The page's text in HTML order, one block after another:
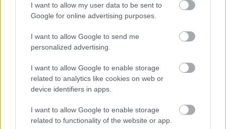
I want to allow my user data to be sent to
Google for online advertising purposes.
I want to allow Google to send me
personalized advertising.
I want to allow Google to enable storage
related to analytics like cookies on web or
device identifiers in apps.
I want to allow Google to enable storage
related to functionality of the website or app.
pletykák szerint egy technikai probléma miatt történt, és
„Ezért volt egy kicsit veszélyes, és emiatt vesztettem
pozíciót, de legalább elmondhatjuk, hogy ennek ellenére
is be tudtuk fejezni a futamot.”
Végül 7,7 másodperccel maradt el Rinstől, aki megnyerte a
szezonzárót.